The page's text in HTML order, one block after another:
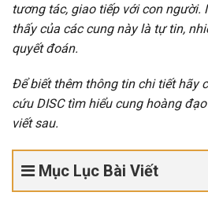
tương tác, giao tiếp với con
thấy của các cung này là tự tin,
quyết đoán.
Để biết thêm thông tin chi tiết hãy
cứu DISC tìm hiểu cung hoàng
viết sau.
Mục Lục Bài Viết